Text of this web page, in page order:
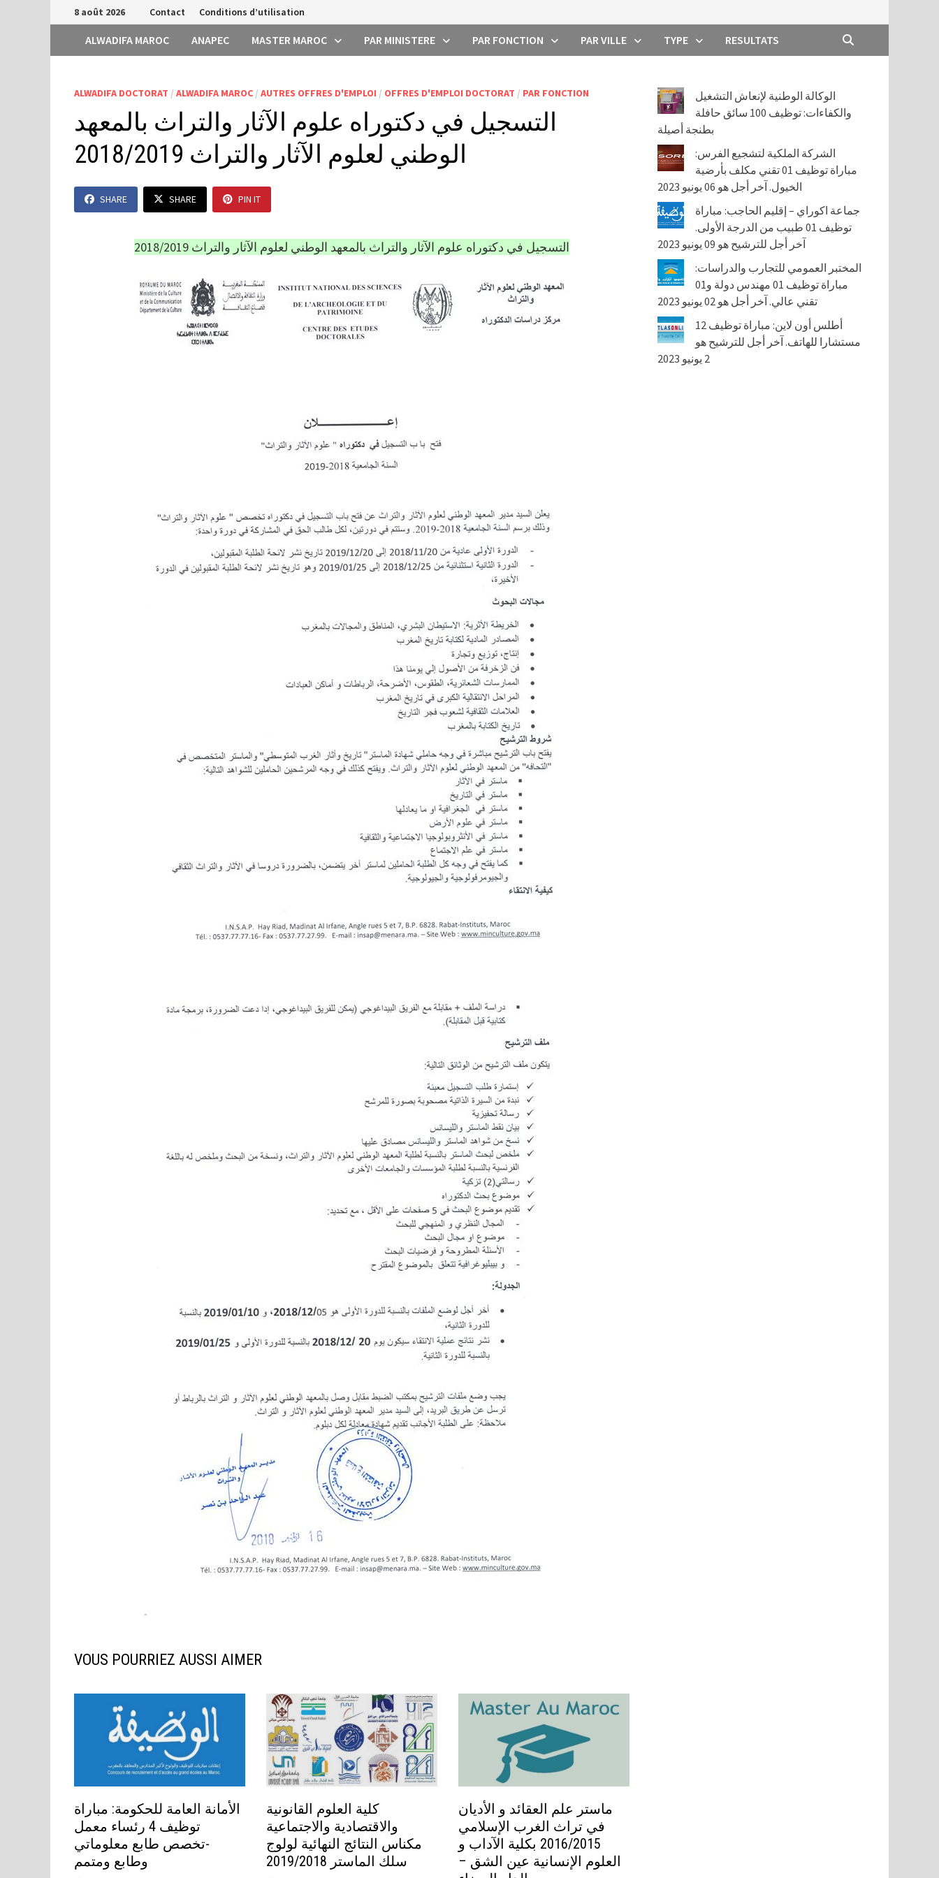
Passer
au
contenu
8 août 2026 Contact Conditions d’utilisation
ALWADIFA MAROC ANAPEC MASTER MAROC PAR MINISTERE PAR FONCTION PAR VILLE TYPE RESULTATS
ALWADIFA DOCTORAT /ALWADIFA MAROC /AUTRES OFFRES D'EMPLOI / OFFRES D'EMPLOI DOCTORAT / PAR FONCTION
التسجيل في دكتوراه علوم الآثار والتراث بالمعهد
الوطني لعلوم الآثار والتراث 2018/2019
SHARE SHARE PIN IT
التسجيل في دكتوراه علوم الآثار والتراث بالمعهد الوطني لعلوم الآثار والتراث 2018/2019
VOUS POURRIEZ AUSSI AIMER
الأمانة العامة للحكومة: مباراة
توظيف 4 رئساء معمل
-تخصص طابع معلوماتي
وطابع ومتمم
كلية العلوم القانونية
والاقتصادية والاجتماعية
مكناس النتائج النهائية لولوج
سلك الماستر 2019/2018
ماستر علم العقائد و الأديان
في تراث الغرب الإسلامي
2016/2015 بكلية الآداب و
العلوم الإنسانية عين الشق –
الوكالة الوطنية لإنعاش التشغيل
والكفاءات: توظيف 100 سائق حافلة
بطنجة أصيلة
الشركة الملكية لتشجيع الفرس:
مباراة توظيف 01 تقني مكلف بأرضية
الخيول. آخر أجل هو 06 يونيو 2023
جماعة اكوراي – إقليم الحاجب: مباراة
توظيف 01 طبيب من الدرجة الأولى.
آخر أجل للترشيح هو 09 يونيو 2023
المختبر العمومي للتجارب والدراسات:
مباراة توظيف 01 مهندس دولة و01
تقني عالي. آخر أجل هو 02 يونيو 2023
أطلس أون لاين: مباراة توظيف 12
مستشارا للهاتف. آخر أجل للترشيح هو
2 يونيو 2023